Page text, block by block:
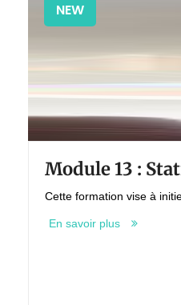
Module 13 :
NEW
Cette formation vise à
En savoir plus